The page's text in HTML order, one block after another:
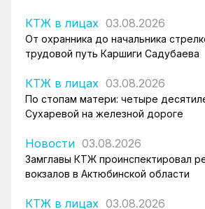
КТЖ в лицах 03.08.2026
От охранника до начальника
трудовой путь Каршиги Садубаева
КТЖ в лицах 03.08.2026
По стопам матери: четыре
Сухаревой на железной дороге
Новости 03.08.2026
Замглавы КТЖ проинспектировал
вокзалов в Актюбинской области
КТЖ в лицах 03.08.2026